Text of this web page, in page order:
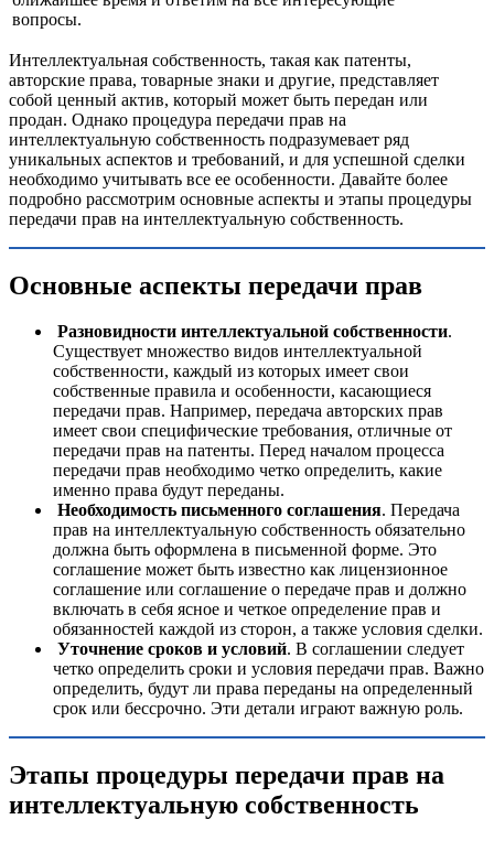
вопросы.
Интеллектуальная собственность, такая как патенты,
авторские права, товарные знаки и другие, представляет
собой ценный актив, который может быть передан или
продан. Однако процедура передачи прав на
интеллектуальную собственность подразумевает ряд
уникальных аспектов и требований, и для успешной сделки
необходимо учитывать все ее особенности. Давайте более
подробно рассмотрим основные аспекты и этапы процедуры
передачи прав на интеллектуальную собственность.
Основные аспекты передачи прав
Разновидности интеллектуальной собственности.
Существует множество видов интеллектуальной
собственности, каждый из которых имеет свои
собственные правила и особенности, касающиеся
передачи прав. Например, передача авторских прав
имеет свои специфические требования, отличные от
передачи прав на патенты. Перед началом процесса
передачи прав необходимо четко определить, какие
именно права будут переданы.
Необходимость письменного соглашения. Передача
прав на интеллектуальную собственность обязательно
должна быть оформлена в письменной форме. Это
соглашение может быть известно как лицензионное
соглашение или соглашение о передаче прав и должно
включать в себя ясное и четкое определение прав и
обязанностей каждой из сторон, а также условия сделки.
Уточнение сроков и условий. В соглашении следует
четко определить сроки и условия передачи прав. Важно
определить, будут ли права переданы на определенный
срок или бессрочно. Эти детали играют важную роль.
Этапы процедуры передачи прав на
интеллектуальную собственность